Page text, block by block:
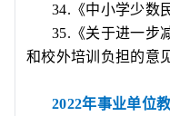
34. 《中小学少数
35. 《关于进一步
和校外培训负担的意
2022年事业单位